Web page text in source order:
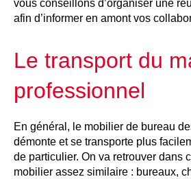
vous conseillons d’organiser une
afin d’informer en amont vos
Le transport du
professionnel
En général, le mobilier de bureau
démonte et se transporte plus
de particulier. On va retrouver dans
mobilier assez similaire : bureaux,